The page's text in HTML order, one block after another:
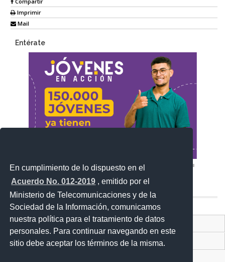
En cumplimiento de lo dispuesto en el
Acuerdo No. 012-2019 , emitido por el
Ministerio de Telecomunicaciones y de la
Sociedad de la Información, comunicamos
nuestra política para el tratamiento de datos
personales. Para continuar navegando en este
sitio debe aceptar los términos de la misma.
Imprimir
Mail
Entérate
Contacto Ciudadano Digital
Portal Trámites Ciudadanos